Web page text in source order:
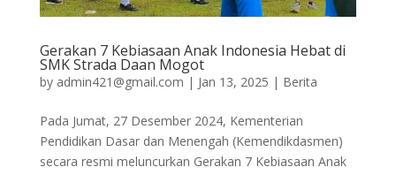
Gerakan 7 Kebiasaan Anak Indonesia Hebat di
SMK Strada Daan Mogot
by admin421@gmail.com | Jan 13, 2025 | Berita
Pada Jumat, 27 Desember 2024, Kementerian
Pendidikan Dasar dan Menengah (Kemendikdasmen)
secara resmi meluncurkan Gerakan 7 Kebiasaan Anak